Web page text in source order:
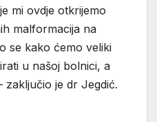
mi ovdje otkrijemo
malformacija na
se kako ćemo veliki
u našoj bolnici, a
zaključio je dr Jegdić.